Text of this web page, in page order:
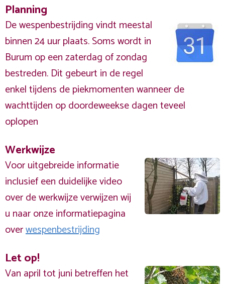
Planning
De wespenbestrijding vindt meestal
binnen 24 uur plaats. Soms wordt in
Burum op een zaterdag of zondag
bestreden. Dit gebeurt in de regel
enkel tijdens de piekmomenten wanneer de
wachttijden op doordeweekse dagen teveel
oplopen
Werkwijze
Voor uitgebreide informatie
inclusief een duidelijke video
over de werkwijze verwijzen wij
u naar onze informatiepagina
overwespenbestrijding
Let op!
Van april tot juni betreffen het